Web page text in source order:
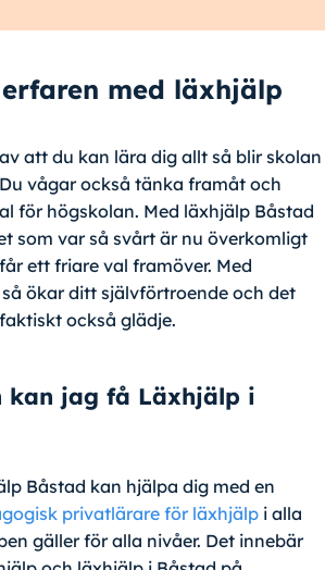
med läxhjälp
att du kan lära dig allt så blir skolan
vågar också tänka framåt och
för högskolan. Med läxhjälp Båstad
som var så svårt är nu överkomligt
ett friare val framöver. Med
ökar ditt självförtroende och det
också glädje.
kan jag få Läxhjälp i
Båstad kan hjälpa dig med en
privatlärare för läxhjälp i alla
gäller för alla nivåer. Det innebär